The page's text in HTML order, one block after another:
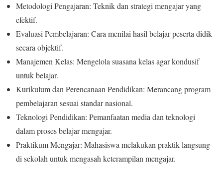
Metodologi Pengajaran: Teknik dan strategi mengajar yang
efektif.
Evaluasi Pembelajaran: Cara menilai hasil belajar peserta didik
secara objektif.
Manajemen Kelas: Mengelola suasana kelas agar kondusif
untuk belajar.
Kurikulum dan Perencanaan Pendidikan: Merancang program
pembelajaran sesuai standar nasional.
Teknologi Pendidikan: Pemanfaatan media dan teknologi
dalam proses belajar mengajar.
Praktikum Mengajar: Mahasiswa melakukan praktik langsung
di sekolah untuk mengasah keterampilan mengajar.